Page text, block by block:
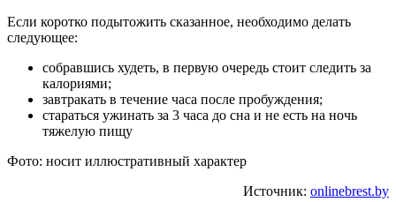
Если коротко подытожить сказанное, необходимо делать
следующее:
собравшись худеть, в первую очередь стоит следить за
калориями;
завтракать в течение часа после пробуждения;
стараться ужинать за 3 часа до сна и не есть на ночь
тяжелую пищу
Фото: носит иллюстративный характер
Источник: onlinebrest.by